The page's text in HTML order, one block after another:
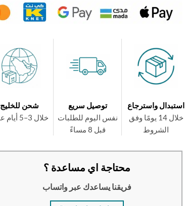
استبدال واسترجاع
خلال 14 يومًا وفق
الشروط
توصيل سريع
نفس اليوم للطلبات
قبل 8 مساءً
شحن للخليج
خلال 3–5 أيام عمل
محتاجة اي مساعدة ؟
فريقنا يساعدك عبر واتساب